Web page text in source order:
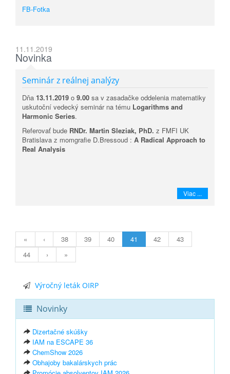
FB-Fotka
11.11.2019
Novinka
Seminár z reálnej analýzy
Dňa 13.11.2019 o 9.00 sa v zasadačke oddelenia matematiky
uskutoční vedecký seminár na tému Logarithms and
Harmonic Series.
Referovať bude RNDr. Martin Sleziak, PhD. z FMFI UK
Bratislava z momgrafie D.Bressoud : A Radical Approach to
Real Analysis
Viac ...
« ‹ 38 39 40 41 42
43
44
› »
Výročný leták OIRP
Novinky
Dizertačné skúšky
IAM na ESCAPE 36
ChemShow 2026
Obhajoby bakalárskych prác